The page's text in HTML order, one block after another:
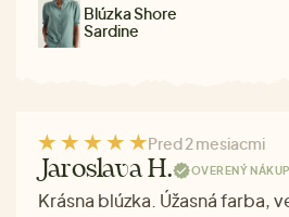
Blúzka Shore
Sardine
Pred 2 mesiacmi
Jaroslava H. OVERENÝ NÁKUP
Krásna blúzka. Úžasná farba,